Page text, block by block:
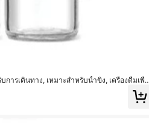
ารเดินทาง, เหมาะสำหรับน้ำขิง, เครื่องดื่มเพื่อ